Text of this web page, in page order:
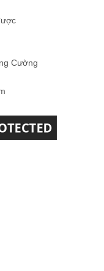
Cường